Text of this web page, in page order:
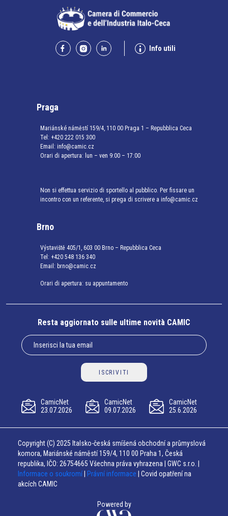
Info utili
Praga
Mariánské náměstí 159/4, 110 00 Praga 1 – Repubblica Ceca
Tel: +420 222 015 300
Email: info@camic.cz
Orari di apertura: lun – ven 9:00 – 17:00
Non si effettua servizio di sportello al pubblico. Per fissare un
incontro con un referente, si prega di scrivere a info@camic.cz
Brno
Výstaviště 405/1, 603 00 Brno – Repubblica Ceca
Tel: +420 548 136 340
Email: brno@camic.cz
Orari di apertura: su appuntamento
Resta aggiornato sulle ultime novità CAMIC
ISCRIVITI
CamicNet
23.07.2026
CamicNet
09.07.2026
CamicNet
25.6.2026
Copyright (C) 2025 Italsko-česká smíšená obchodní a průmyslová
komora, Mariánské náměstí 159/4, 110 00 Praha 1, Česká
republika, IČO: 26754665 Všechna práva vyhrazena | GWC s.r.o. |
Informace o soukromí
Právní informace | Covid opatření na
akcích CAMIC
Powered by